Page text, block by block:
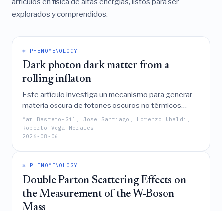
artículos en física de altas energías, listos para ser
explorados y comprendidos.
⚛️ PHENOMENOLOGY
Dark photon dark matter from a
rolling inflaton
Este artículo investiga un mecanismo para generar
materia oscura de fotones oscuros no térmicos
mediante una inestabilidad taquiónica inducida por un
inflatón en rodamiento al final de la inflación,
demostrando que estas partículas adquieren masa
mientras son relativistas y evolucionan hacia una
Mar Bastero-Gil, Jose Santiago, Lorenzo Ubaldi,
Roberto Vega-Morales
2026-08-06
⚛️ PHENOMENOLOGY
Double Parton Scattering Effects on
the Measurement of the W-Boson
Mass